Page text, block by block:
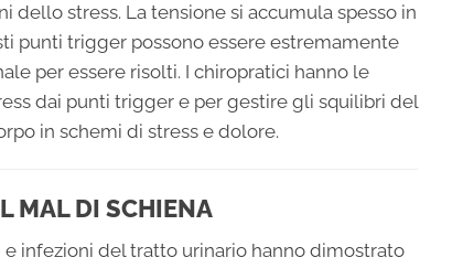
stress. La tensione si accumula spesso in
punti trigger possono essere estremamente
per essere risolti. I chiropratici hanno le
dai punti trigger e per gestire gli squilibri del
in schemi di stress e dolore.
MAL DI SCHIENA
infezioni del tratto urinario hanno dimostrato